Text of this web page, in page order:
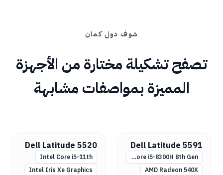
شوف دول كمان
تصفح تشكيلة مختارة من الأجهزة
المميزة بمواصفات مشابهة
Dell Latitude 5591
Intel Core i5-8300H 8th Gen
AMD Radeon 540X
Dell Latitude 5520
Intel Core i5-11th
Intel Iris Xe Graphics